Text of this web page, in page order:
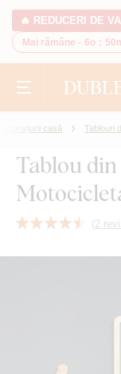
🔥 REDUCERI DE
Mai rămâne - 6o :
casă Tablouri
Tablou
(2